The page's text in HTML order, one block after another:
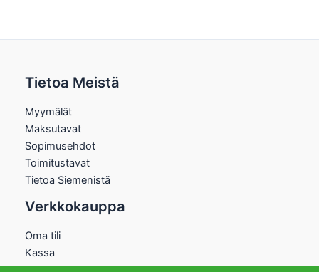
Tietoa Meistä
Myymälät
Maksutavat
Sopimusehdot
Toimitustavat
Tietoa Siemenistä
Verkkokauppa
Oma tili
Kassa